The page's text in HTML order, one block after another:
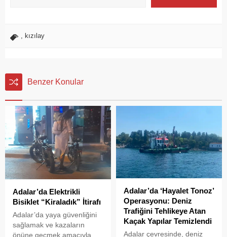
, kızılay
Benzer Konular
Adalar’da Elektrikli
Bisiklet “Kiraladık” İtirafı
Adalar’da yaya güvenliğini
sağlamak ve kazaların
önüne geçmek amacıyla
Adalar’da ‘Hayalet Tonoz’
Operasyonu: Deniz
Trafiğini Tehlikeye Atan
Kaçak Yapılar Temizlendi
Adalar çevresinde, deniz